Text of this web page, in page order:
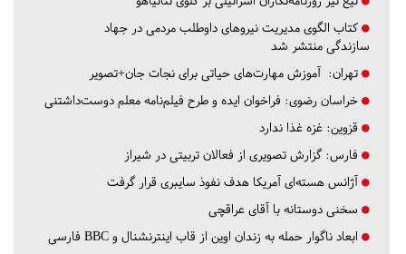
کتاب الگوی مدیریت نیروهای داوطلب مردمی در جهاد
سازندگی منتشر شد
تهران: آموزش مهارت‌های حیاتی برای نجات جان+تصویر
خراسان رضوی: فراخوان ایده و طرح فیلم‌نامه معلم دوست‌داشتنی
قزوین: غزه غذا ندارد
فارس: گزارش تصویری از فعالان تربیتی در شیراز
آژانس هسته‌ای آمریکا هدف نفوذ سایبری قرار گرفت
سخنی دوستانه با آقای عراقچی
ابعاد ناگوار حمله به زندان اوین از قاب اینترنشنال و BBC فارسی